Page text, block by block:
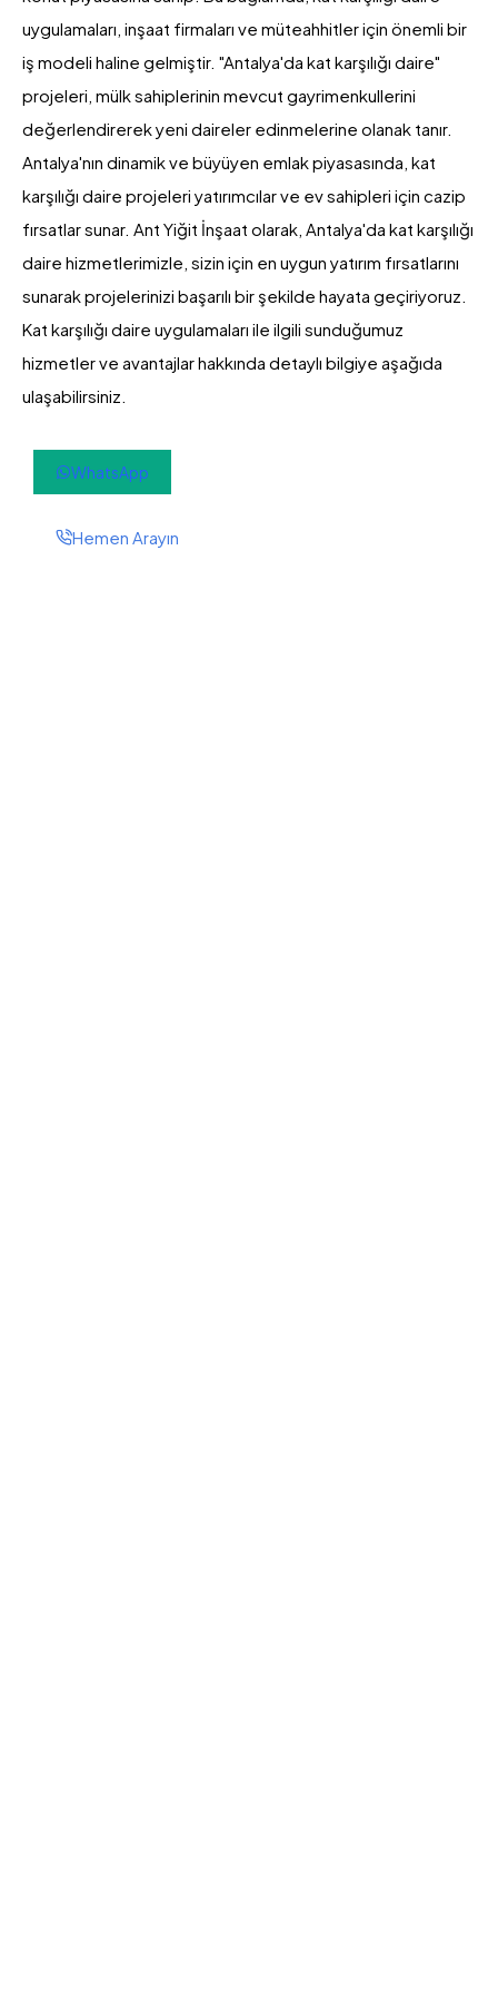
uygulamaları, inşaat firmaları ve müteahhitler için önemli bir
iş modeli haline gelmiştir. "Antalya'da kat karşılığı daire"
projeleri, mülk sahiplerinin mevcut gayrimenkullerini
değerlendirerek yeni daireler edinmelerine olanak tanır.
Antalya'nın dinamik ve büyüyen emlak piyasasında, kat
karşılığı daire projeleri yatırımcılar ve ev sahipleri için cazip
fırsatlar sunar. Ant Yiğit İnşaat olarak, Antalya'da kat karşılığı
daire hizmetlerimizle, sizin için en uygun yatırım fırsatlarını
sunarak projelerinizi başarılı bir şekilde hayata geçiriyoruz.
Kat karşılığı daire uygulamaları ile ilgili sunduğumuz
hizmetler ve avantajlar hakkında detaylı bilgiye aşağıda
ulaşabilirsiniz.
WhatsApp
Hemen Arayın